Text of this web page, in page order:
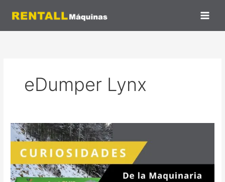
eDumper Lynx
El
Dumper
eléctrico
grande